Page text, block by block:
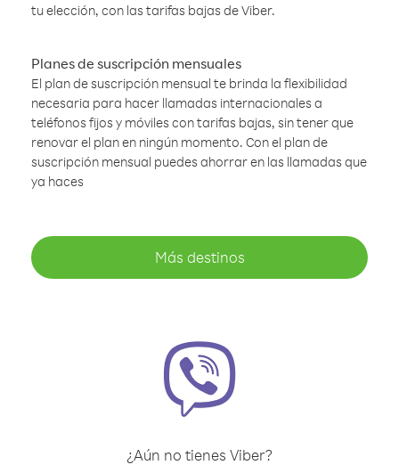
tu elección, con las tarifas bajas de Viber.
Planes de suscripción mensuales
El plan de suscripción mensual te brinda la flexibilidad
necesaria para hacer llamadas internacionales a
teléfonos fijos y móviles con tarifas bajas, sin tener que
renovar el plan en ningún momento. Con el plan de
suscripción mensual puedes ahorrar en las llamadas que
ya haces
Más destinos
¿Aún no tienes Viber?